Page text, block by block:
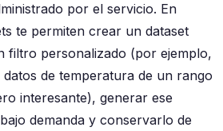
por el servicio. En
te permiten crear un dataset
filtro personalizado (por ejemplo,
de temperatura de un rango
interesante), generar ese
demanda y conservarlo de